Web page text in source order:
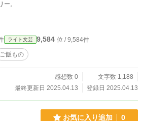
。
ライト文芸 9,584 位 / 9,584件
ご飯もの
感想数 0
文字数 1,188
最終更新日 2025.04.13
登録日 2025.04.13
お気に入り追加 0